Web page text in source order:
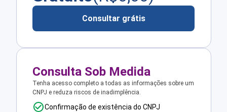
Consultar grátis
Consulta Sob Medida
Tenha acesso completo a todas as informações sobre um
CNPJ e reduza riscos de inadimplência.
Confirmação de existência do CNPJ